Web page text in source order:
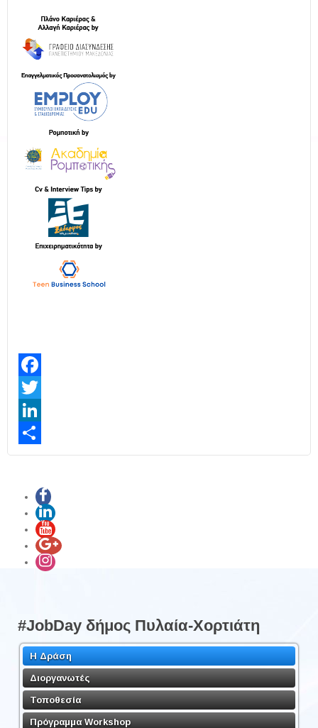
Facebook
Twitter
LinkedIn
Share
#JobDay δήμος Πυλαία-Χορτιάτη
Η Δράση
Διοργανωτές
Τοποθεσία
Πρόγραμμα Workshop